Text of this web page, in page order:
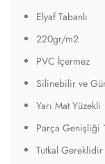
Elyaf Tabanlı
220gr/m2
PVC İçermez
Silinebilir ve
Yarı Mat Yüzekli
Parça Genişliği
Tutkal Gereklidir